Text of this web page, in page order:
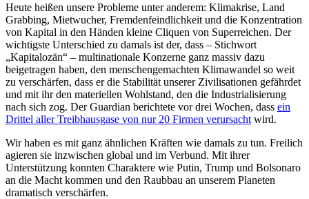
Heute heißen unsere Probleme unter anderem: Klimakrise, Land
Grabbing, Mietwucher, Fremdenfeindlichkeit und die Konzentration
von Kapital in den Händen kleine Cliquen von Superreichen. Der
wichtigste Unterschied zu damals ist der, dass – Stichwort
„Kapitalozän“ – multinationale Konzerne ganz massiv dazu
beigetragen haben, den menschengemachten Klimawandel so weit
zu verschärfen, dass er die Stabilität unserer Zivilisationen gefährdet
und mit ihr den materiellen Wohlstand, den die Industrialisierung
nach sich zog. Der Guardian berichtete vor drei Wochen, dass ein
Drittel aller Treibhausgase von nur 20 Firmen verursacht wird.
Wir haben es mit ganz ähnlichen Kräften wie damals zu tun. Freilich
agieren sie inzwischen global und im Verbund. Mit ihrer
Unterstützung konnten Charaktere wie Putin, Trump und Bolsonaro
an die Macht kommen und den Raubbau an unserem Planeten
dramatisch verschärfen.